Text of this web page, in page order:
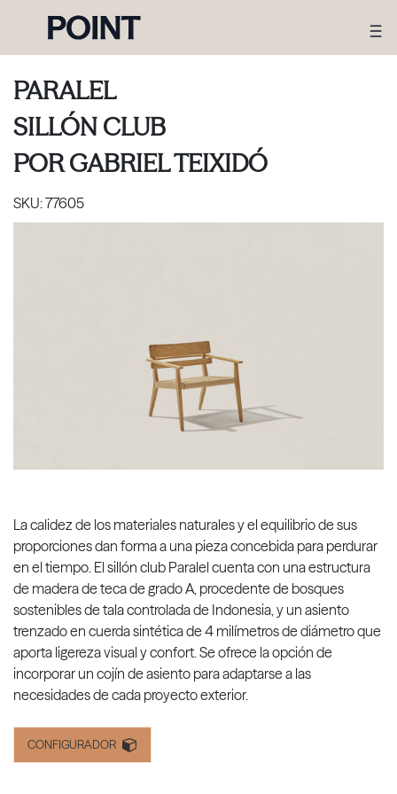
PARALEL
SILLÓN CLUB
PORGABRIEL TEIXIDÓ
SKU:77605
La calidez de los materiales naturales y el equilibrio de sus
proporciones dan forma a una pieza concebida para perdurar
en el tiempo. El sillón club Paralel cuenta con una estructura
de madera de teca de grado A, procedente de bosques
sostenibles de tala controlada de Indonesia, y un asiento
trenzado en cuerda sintética de 4 milímetros de diámetro que
aporta ligereza visual y confort. Se ofrece la opción de
incorporar un cojín de asiento para adaptarse a las
necesidades de cada proyecto exterior.
CONFIGURADOR